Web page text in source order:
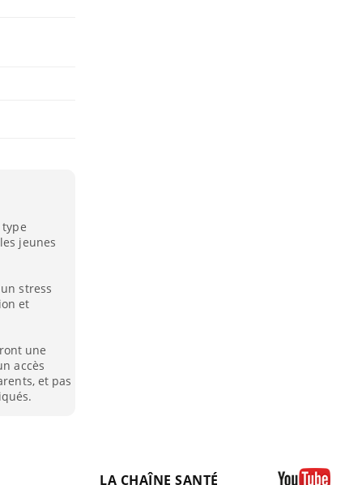
type
jeunes
stress
et
une
accès
et pas
LA CHAÎNE SANTÉ